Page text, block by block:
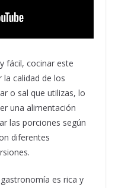
fácil, cocinar este
calidad de los
o sal que utilizas, lo
una alimentación
las porciones según
diferentes
es rica y